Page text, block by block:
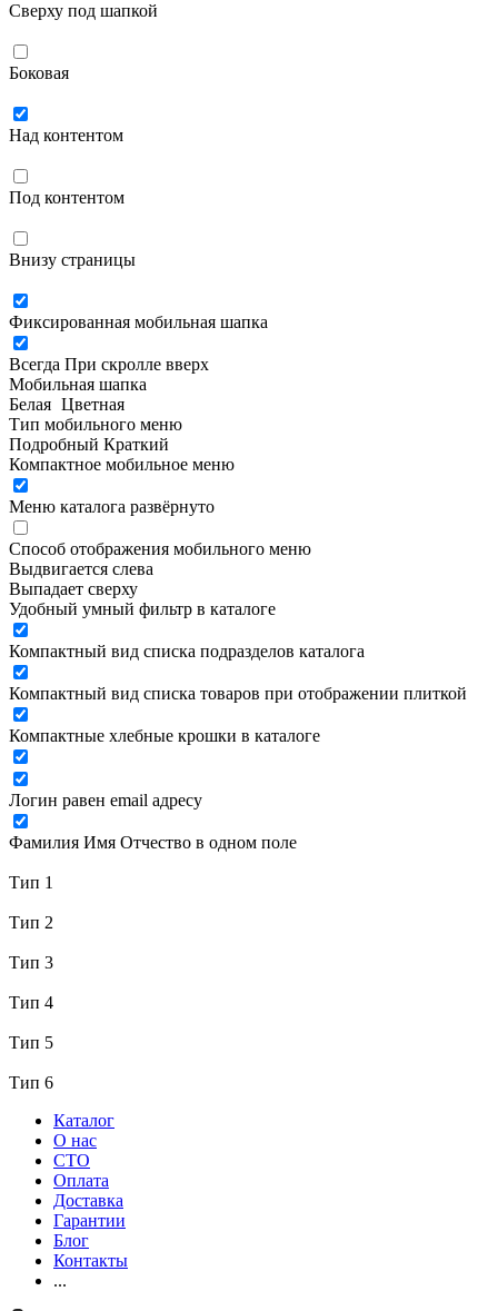
Сверху под шапкой
Боковая
Над контентом
Под контентом
Внизу страницы
Фиксированная мобильная шапка
Всегда При скролле вверх
Мобильная шапка
Белая Цветная
Тип мобильного меню
Подробный Краткий
Компактное мобильное меню
Меню каталога развёрнуто
Способ отображения мобильного меню
Выдвигается слева
Выпадает сверху
Удобный умный фильтр в каталоге
Компактный вид списка подразделов каталога
Компактный вид списка товаров при отображении плиткой
Компактные хлебные крошки в каталоге
Логин равен email адресу
Фамилия Имя Отчество в одном поле
Тип 1
Тип 2
Тип 3
Тип 4
Тип 5
Тип 6
Каталог
О нас
СТО
Оплата
Доставка
Гарантии
Блог
Контакты
...